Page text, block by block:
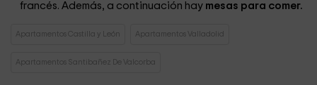
francés. Además, a continuación hay mesas para comer.
Apartamentos Castilla y León Apartamentos Valladolid
Apartamentos Santibañez De Valcorba